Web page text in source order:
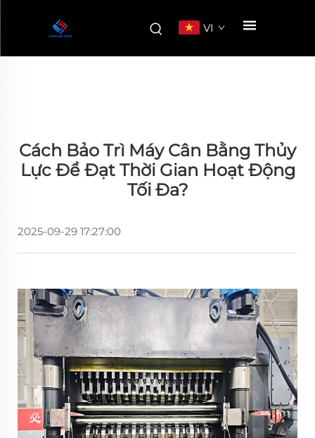
VI
Cách Bảo Trì Máy Cân Bằng Thủy
Lực Để Đạt Thời Gian Hoạt Động
Tối Đa?
2025-09-29 17:27:00